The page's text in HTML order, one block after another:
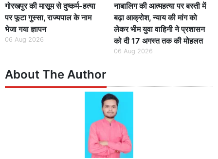
गोरखपुर की मासूम से दुष्कर्म-हत्या
पर फूटा गुस्सा, राज्यपाल के नाम
भेजा गया ज्ञापन
06 Aug 2026
नाबालिग की आत्महत्या पर बस्ती में
बढ़ा आक्रोश, न्याय की मांग को
लेकर भीम युवा वाहिनी ने प्रशासन
को दी 17 अगस्त तक की मोहलत
06 Aug 2026
About The Author